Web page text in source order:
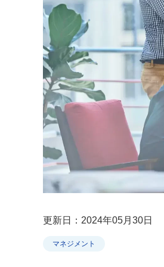
更新日：2024年05月30日
マネジメント